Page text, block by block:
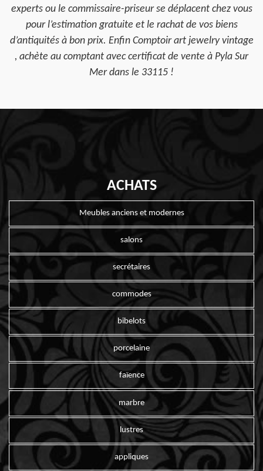
experts ou le commissaire-priseur se déplacent chez vous
pour l’estimation gratuite et le rachat de vos biens
d’antiquités à bon prix. Enfin Comptoir art jewelry vintage
, achète au comptant avec certificat de vente à Pyla Sur
Mer dans le 33115 !
ACHATS
Meubles anciens et modernes
salons
secrétaires
commodes
bibelots
porcelaine
faïence
marbre
lustres
appliques